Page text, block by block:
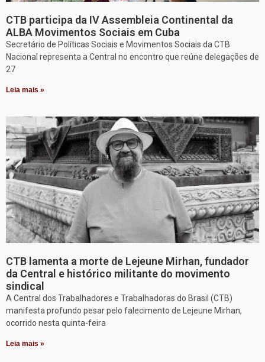
CTB participa da IV Assembleia Continental da
ALBA Movimentos Sociais em Cuba
Secretário de Políticas Sociais e Movimentos Sociais da CTB
Nacional representa a Central no encontro que reúne delegações de
27
Leia mais »
CTB lamenta a morte de Lejeune Mirhan, fundador
da Central e histórico militante do movimento
sindical
A Central dos Trabalhadores e Trabalhadoras do Brasil (CTB)
manifesta profundo pesar pelo falecimento de Lejeune Mirhan,
ocorrido nesta quinta-feira
Leia mais »